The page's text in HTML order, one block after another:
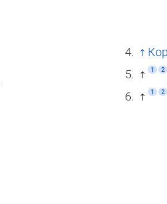
1 2
1 2